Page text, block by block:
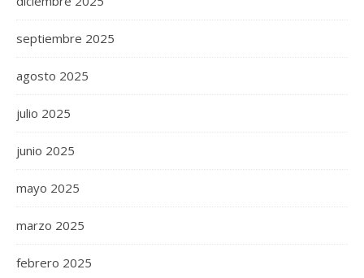
septiembre 2025
agosto 2025
julio 2025
junio 2025
mayo 2025
marzo 2025
febrero 2025